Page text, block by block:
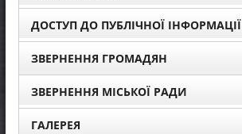
ДОСТУП ДО ПУБЛІЧНОЇ ІНФОРМАЦІЇ
ЗВЕРНЕННЯ ГРОМАДЯН
ЗВЕРНЕННЯ МІСЬКОЇ РАДИ
ГАЛЕРЕЯ